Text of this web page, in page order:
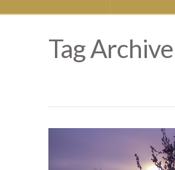
Tag Archive